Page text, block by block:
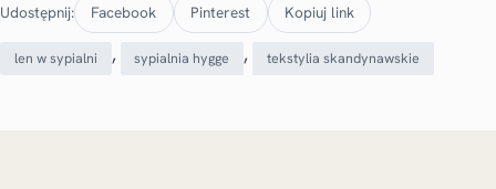
Udostępnij: Facebook Pinterest Kopiuj link
len w sypialni , sypialnia hygge , tekstylia skandynawskie